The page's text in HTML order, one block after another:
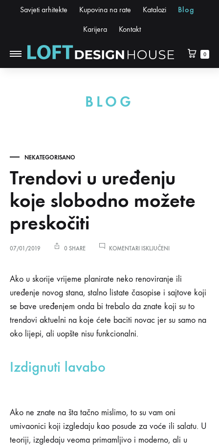
Savjeti arhitekte Kupovina na rate Katalozi Blog
Karijera Kontakt
0
BLOG
NEKATEGORISANO
Trendovi u uređenju
koje slobodno možete
preskočiti
07/01/2019 0 SHARE KOMENTARI ISKLJUČENI
UREĐENJU
KOJE
SLOBODNO
PRESKOČITI
Trendovi
u
uređenju
slobodno
preskočiti
07/01/2019
Ako u skorije vrijeme planirate neko renoviranje ili
uređenje novog stana, stalno listate časopise i sajtove koji
se bave uređenjem onda bi trebalo da znate koji su to
trendovi aktuelni na koje ćete baciti novac jer su samo na
oko lijepi, ali uopšte nisu funkcionalni.
Izdignuti lavabo
Ako ne znate na šta tačno mislimo, to su vam oni
umivaonici koji izgledaju kao posude za voće ili salatu. U
teoriji, izgledaju veoma primamljivo i moderno, ali u